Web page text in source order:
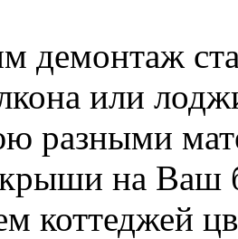
демонтаж
или
разными
крыши на Ваш
коттеджей